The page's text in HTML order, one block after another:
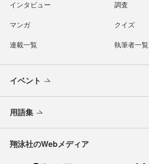
インタビュー 調査
マンガ クイズ
連載一覧 執筆者一覧
イベント
用語集
翔泳社のWebメディア